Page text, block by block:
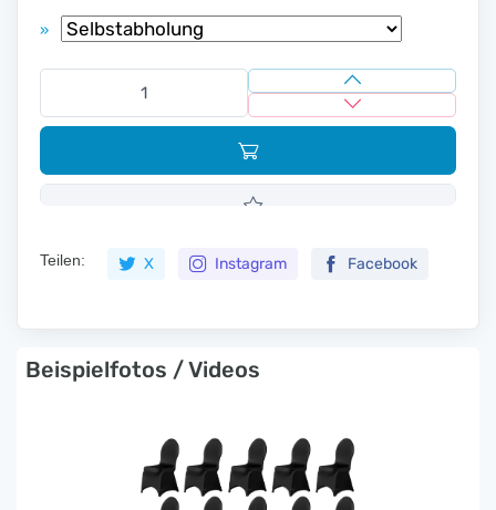
»
Teilen: X Instagram Facebook
Beispielfotos / Videos